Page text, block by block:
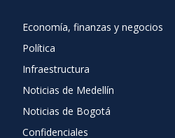
Economía, finanzas y negocios
Política
Infraestructura
Noticias de Medellín
Noticias de Bogotá
Confidenciales